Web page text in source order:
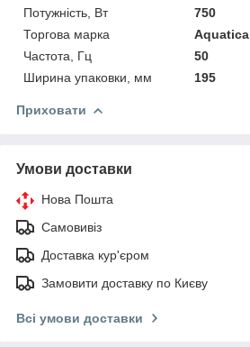
Потужність, Вт
750
Торгова марка
Aquatica
Частота, Гц
50
Ширина упаковки, мм
195
Приховати
Умови доставки
Нова Пошта
Самовивіз
Доставка кур'єром
Замовити доставку по Києву
Всі умови доставки